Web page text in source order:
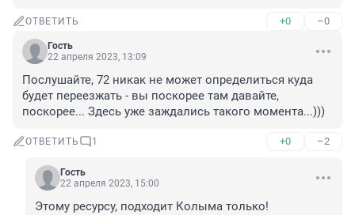
ОТВЕТИТЬ +0 –0
Гость
22 апреля 2023, 13:09
Послушайте, 72 никак не может определиться куда
будет переезжать - вы поскорее там давайте,
поскорее... Здесь уже заждались такого момента...)))
ОТВЕТИТЬ 1 +0 –2
Гость
22 апреля 2023, 15:00
Этому ресурсу, подходит Колыма только!